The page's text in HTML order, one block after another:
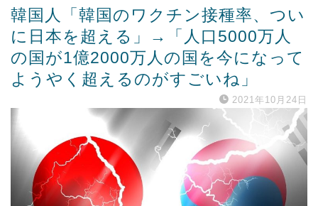
Powered by livedoor 相互RSS
韓国人「韓国のワクチン接種率、つい
に日本を超える」→「人口5000万人
の国が1億2000万人の国を今になって
ようやく超えるのがすごいね」
2021年10月24日